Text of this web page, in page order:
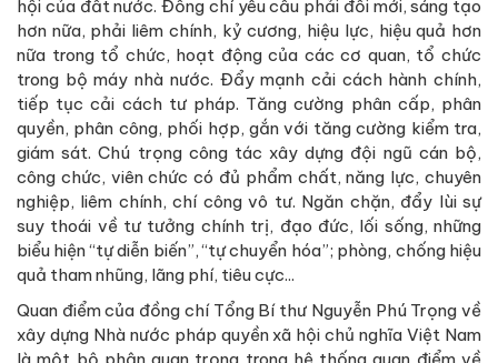
hội của đất nước. Đồng chí yêu cầu phải đổi mới, sáng tạo
hơn nữa, phải liêm chính, kỷ cương, hiệu lực, hiệu quả hơn
nữa trong tổ chức, hoạt động của các cơ quan, tổ chức
trong bộ máy nhà nước. Đẩy mạnh cải cách hành chính,
tiếp tục cải cách tư pháp. Tăng cường phân cấp, phân
quyền, phân công, phối hợp, gắn với tăng cường kiểm tra,
giám sát. Chú trọng công tác xây dựng đội ngũ cán bộ,
công chức, viên chức có đủ phẩm chất, năng lực, chuyên
nghiệp, liêm chính, chí công vô tư. Ngăn chặn, đẩy lùi sự
suy thoái về tư tưởng chính trị, đạo đức, lối sống, những
biểu hiện “tự diễn biến”, “tự chuyển hóa”; phòng, chống hiệu
quả tham nhũng, lãng phí, tiêu cực...
Quan điểm của đồng chí Tổng Bí thư Nguyễn Phú Trọng về
xây dựng Nhà nước pháp quyền xã hội chủ nghĩa Việt Nam